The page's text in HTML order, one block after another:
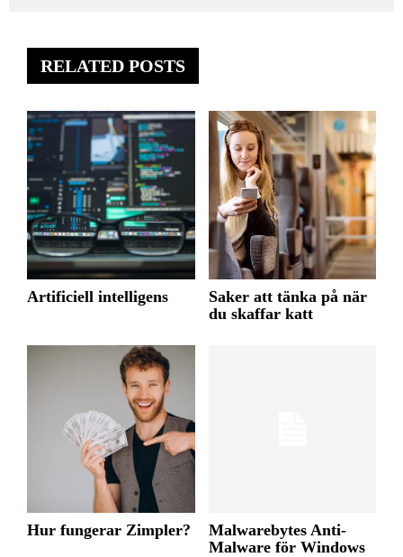
RELATED POSTS
Artificiell intelligens
Saker att tänka på när
du skaffar katt
Hur fungerar Zimpler?
Malwarebytes Anti-
Malware för Windows